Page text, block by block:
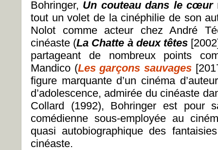
Bohringer, Un couteau dans le cœur
tout un volet de la cinéphilie de son
Nolot comme acteur chez André
cinéaste (La Chatte à deux têtes
partageant de nombreux points
Mandico (Les garçons sauvages
figure marquante d’un cinéma
d’adolescence, admirée du cinéaste
Collard (1992), Bohringer est pour
comédienne sous-employée au
quasi autobiographique des
cinéaste.